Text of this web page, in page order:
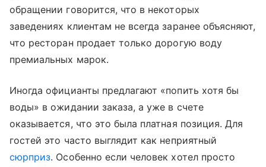
обращении говорится, что в некоторых
заведениях клиентам не всегда заранее объясняют,
что ресторан продает только дорогую воду
премиальных марок.
Иногда официанты предлагают «попить хотя бы
воды» в ожидании заказа, а уже в счете
оказывается, что это была платная позиция. Для
гостей это часто выглядит как неприятный
сюрприз. Особенно если человек хотел просто